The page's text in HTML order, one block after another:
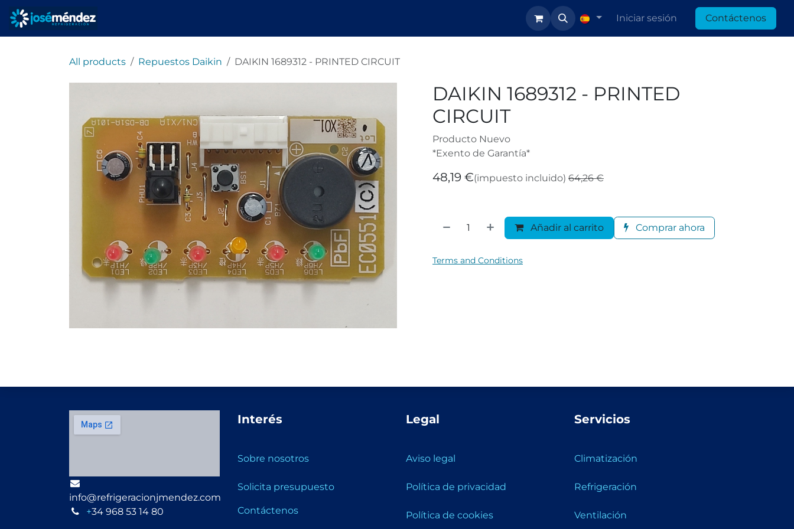
Ir al contenido
Iniciar sesión Contáctenos
All products Repuestos Daikin DAIKIN 1689312 - PRINTED CIRCUIT
DAIKIN 1689312 - PRINTED
CIRCUIT
Producto Nuevo
*Exento de Garantía*
48,19 €(impuesto incluido) 64,26€
Añadir al carrito Comprar ahora
Terms and Conditions
info@refrigeracionjmendez.com
+34 968 53 14 80
Interés
Sobre nosotros
Solicita presupuesto
Contáctenos
Legal
Aviso legal
Política de privacidad
Política de cookies
Servicios
Climatización
Refrigeración
Ventilación